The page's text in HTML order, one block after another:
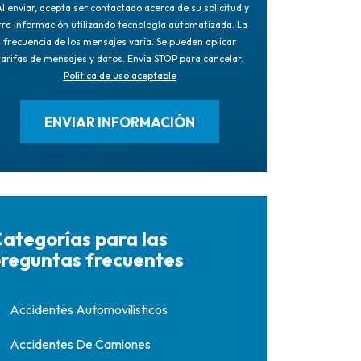
enviar, acepta ser contactado acerca de su solicitud y
información utilizando tecnología automatizada. La
frecuencia de los mensajes varía. Se pueden aplicar
de mensajes y datos. Envía STOP para cancelar.
Política de uso aceptable
para las
frecuentes
Accidentes Automovilísticos
Accidentes De Camiones